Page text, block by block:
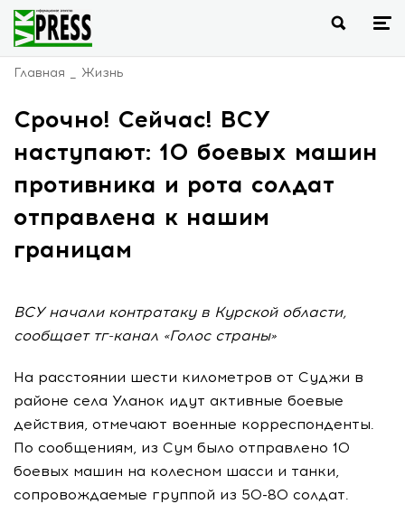
Главная Жизнь
Срочно! Сейчас! ВСУ
наступают: 10 боевых машин
противника и рота солдат
отправлена к нашим
границам
ВСУ начали контратаку в Курской области,
сообщает тг-канал «Голос страны»
На расстоянии шести километров от Суджи в
районе села Уланок идут активные боевые
действия, отмечают военные корреспонденты.
По сообщениям, из Сум было отправлено 10
боевых машин на колесном шасси и танки,
сопровождаемые группой из 50-80 солдат.